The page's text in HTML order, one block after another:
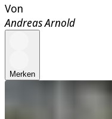
Von
Andreas Arnold
Merken